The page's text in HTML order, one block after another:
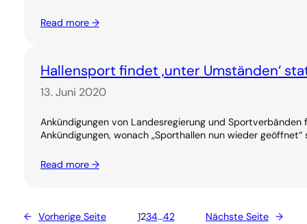
Read more →
Hallensport findet ‚unter Umständen‘
13. Juni 2020
Ankündigungen von Landesregierung und
Ankündigungen, wonach „Sporthallen nun wieder
Read more →
← Vorherige Seite 1234…42 Nächste Seite →